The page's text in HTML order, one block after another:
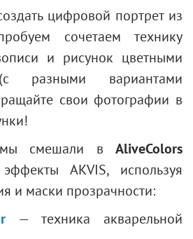
помех
снимка
и фигуры
цифровой портрет из
сочетаем технику
и рисунок цветными
разными вариантами
свои фотографии в
смешали в AliveColors
AKVIS, используя
и маски прозрачности:
— техника акварельной